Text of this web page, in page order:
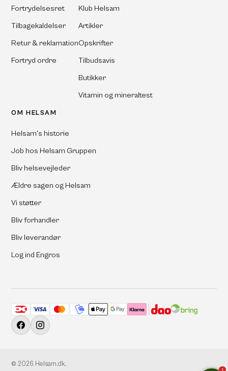
Fortrydelsesret
Tilbagekaldelser
Retur & reklamation
Fortryd ordre
Klub Helsam
Artikler
Opskrifter
Tilbudsavis
Butikker
Vitamin og mineraltest
OM HELSAM
Helsam's historie
Job hos Helsam Gruppen
Bliv helsevejleder
Ældre sagen og Helsam
Vi støtter
Bliv forhandler
Bliv leverandør
Log ind Engros
Accepterede betalingsmetoder
FacebookInstagram
© 2026 Helsam.dk.
1